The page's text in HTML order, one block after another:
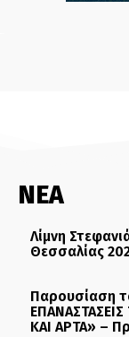
ΝΕΑ
Λίμνη
Θεσσαλίας
Παρουσίαση
ΚΑΙ ΑΡΤΑ» –